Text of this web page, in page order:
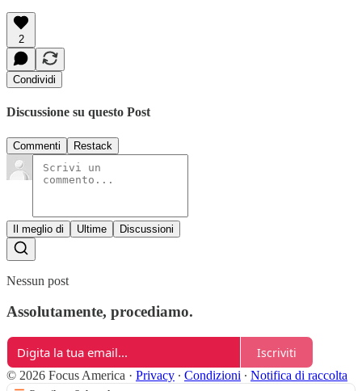
2
Condividi
Discussione su questo Post
Commenti Restack
Il meglio di Ultime Discussioni
Nessun post
Assolutamente, procediamo.
Iscriviti
© 2026 Focus America · Privacy ∙ Condizioni ∙ Notifica di raccolta